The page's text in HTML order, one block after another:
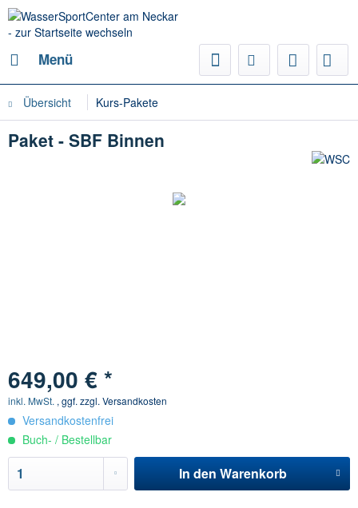
Menü
Übersicht Kurs-Pakete
Paket - SBF Binnen
649,00 € *
inkl. MwSt. , ggf. zzgl. Versandkosten
Versandkostenfrei
Buch- / Bestellbar
In den Warenkorb